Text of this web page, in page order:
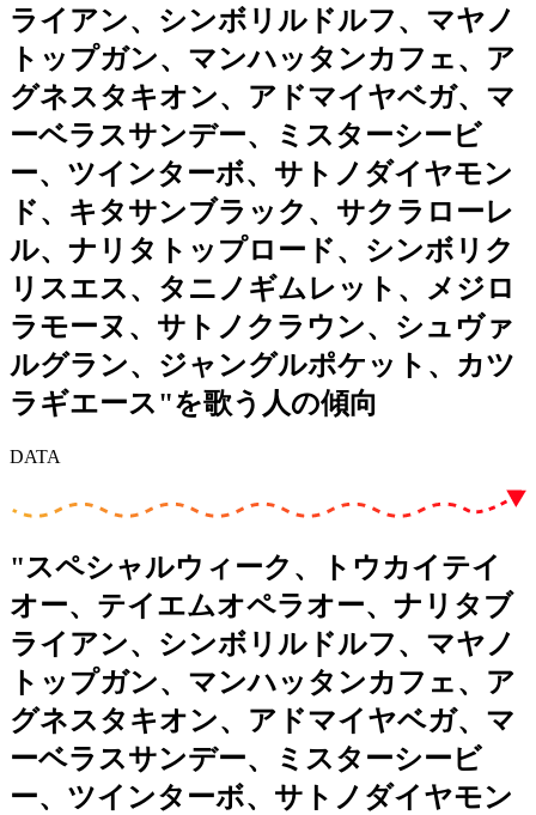
ライアン、シンボリルドルフ、マヤノ
トップガン、マンハッタンカフェ、ア
グネスタキオン、アドマイヤベガ、マ
ーベラスサンデー、ミスターシービ
ー、ツインターボ、サトノダイヤモン
ド、キタサンブラック、サクラローレ
ル、ナリタトップロード、シンボリク
リスエス、タニノギムレット、メジロ
ラモーヌ、サトノクラウン、シュヴァ
ルグラン、ジャングルポケット、カツ
ラギエース"を歌う人の傾向
DATA
"スペシャルウィーク、トウカイテイ
オー、テイエムオペラオー、ナリタブ
ライアン、シンボリルドルフ、マヤノ
トップガン、マンハッタンカフェ、ア
グネスタキオン、アドマイヤベガ、マ
ーベラスサンデー、ミスターシービ
ー、ツインターボ、サトノダイヤモン